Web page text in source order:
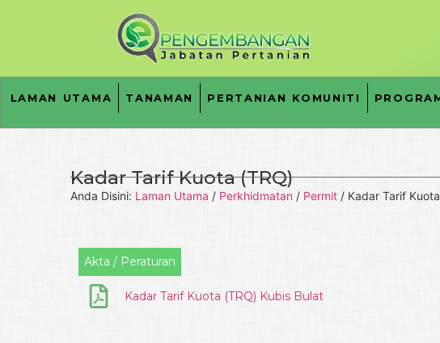
LAMAN UTAMA TANAMAN PERTANIAN KOMUNITI
Kadar Tarif Kuota (TRQ)
Anda Disini: Laman Utama / Perkhidmatan / Permit / Kadar Tarif
Akta / Peraturan
Kadar Tarif Kuota (TRQ) Kubis Bulat